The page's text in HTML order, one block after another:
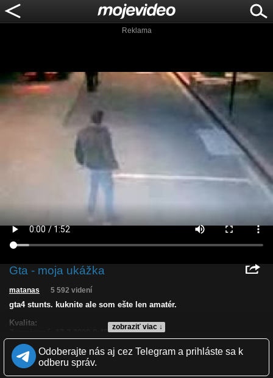
Reklama
Gta - moja ukážka
zobraziť viac ↓
matanas 5 592 videní
gta4 stunts. kuknite ale som ešte len amatér.
Kvalita:
Páči sa: 32% (28 hlasov)
Obľúbené: 1
Komentárov: 62
Odoberajte nás aj cez Telegram a prihláste sa k
odberu správ.